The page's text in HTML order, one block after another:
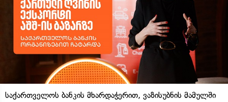
საქართველოს ბანკის მხარდაჭერით, ვაზისუბნის მამულში